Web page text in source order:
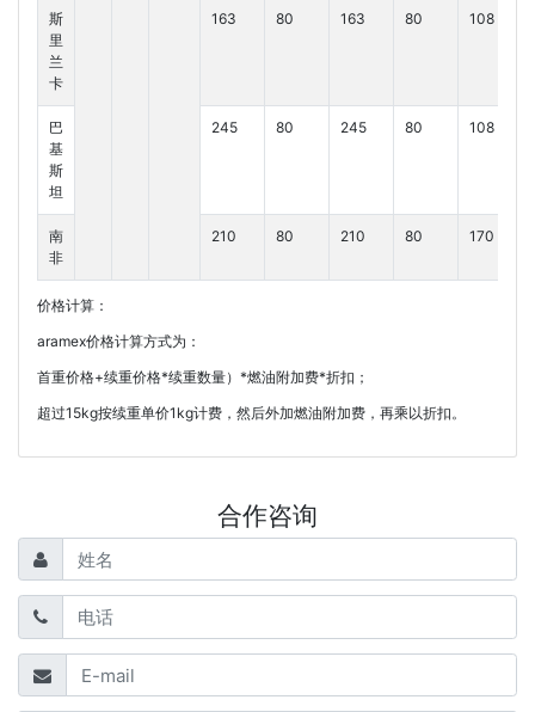
斯
里
兰
卡
163 80 163 80 108
巴
基
斯
坦
245 80 245 80 108
南
非
210 80 210 80 170
价格计算：
aramex价格计算方式为：
首重价格+续重价格*续重数量）*燃油附加费*折扣；
超过15kg按续重单价1kg计费，然后外加燃油附加费，再乘以折扣。
合作咨询